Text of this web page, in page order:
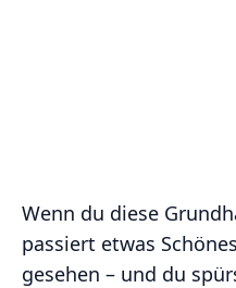
Wenn du diese
passiert etwas
gesehen – und du